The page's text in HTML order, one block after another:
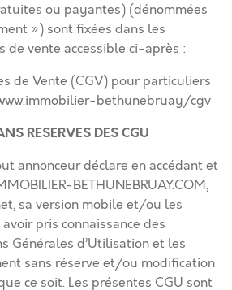
ou payantes) (dénommées
») sont fixées dans les
de vente accessible ci-après :
de Vente (CGV) pour particuliers
bethunebruay/cgv
RESERVES DES CGU
annonceur déclare en accédant et
BETHUNEBRUAY.COM,
sa version mobile et/ou les
pris connaissance des
Générales d’Utilisation et les
sans réserve et/ou modification
ce soit. Les présentes CGU sont